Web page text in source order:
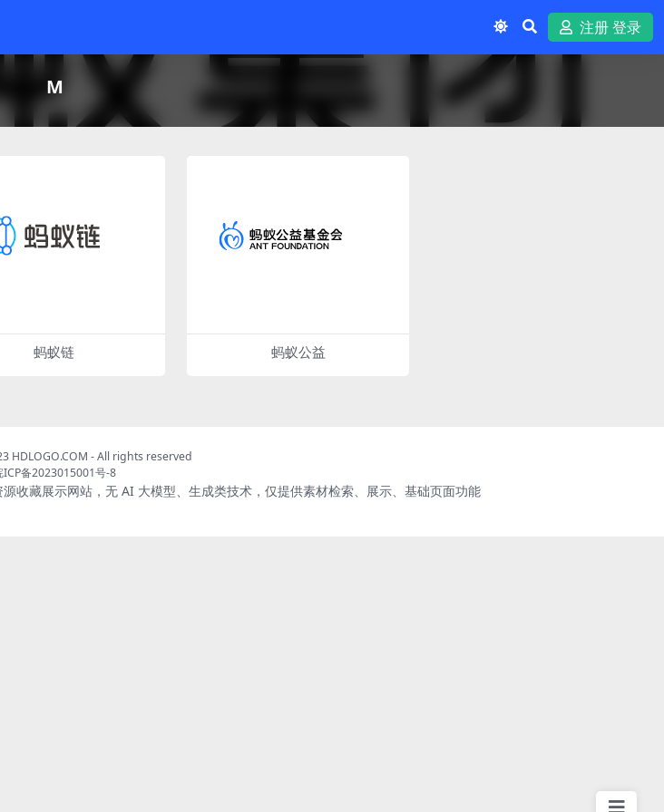
注册 登录
M
蚂蚁链 蚂蚁公益
HDLOGO.COM - All rights reserved
ICP备2023015001号-8
收藏展示网站，无 AI 大模型、生成类技术，仅提供素材检索、展示、基础页面功能